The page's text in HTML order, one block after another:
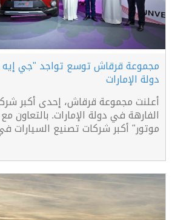
مجموعة قرقاش توسع تواجد "جي
دولة الإمارات
أعلنت مجموعة قرقاش، إحدى أكبر
الفارهة في دولة الإمارات. بالتعاون
موتور" أكبر شركات تصنيع السيارات